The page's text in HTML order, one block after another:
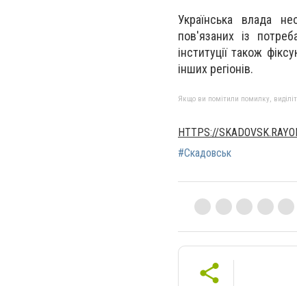
Українська влада
пов'язаних із
інституції також
інших регіонів.
Якщо ви помітили помилку,
HTTPS://
#Скадовськ